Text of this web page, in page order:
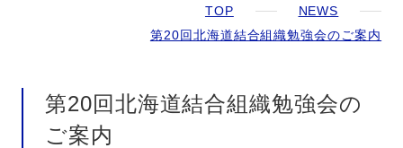
TOP
NEWS
第20回北海道結合組織勉強会のご案内
第20回北海道結合組織勉強会の
ご案内